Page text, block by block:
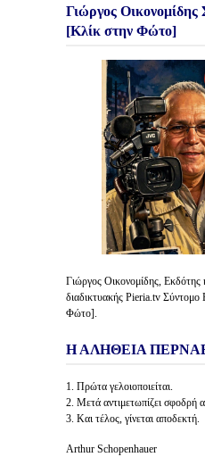
Γιώργος Οικονομίδης
[Κλίκ στην Φώτο]
Γιώργος Οικονομίδης, Εκδότης
διαδικτυακής Pieria.tv
Φώτο].
Η ΑΛΗΘΕΙΑ
1. Πρώτα γελοιοποιείται.
2. Μετά αντιμετωπίζει σφοδρή
3. Και τέλος, γίνεται αποδεκτή.
Arthur Schopenhauer